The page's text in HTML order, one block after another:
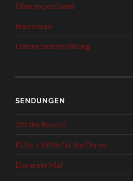
Über experi.band
Impressum
Datenschutzerklärung
SENDUNGEN
Off the Record
KI.fm – Kiffm für die Ohren
Das erste Mal